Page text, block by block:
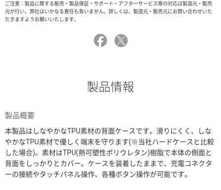
ご注意：製品に関する販売・製品保証・サポート・アフターサービス等の対応は製造元・販売
元が行い、弊社はいかなる責任も負いません。詳しくは、製造元・販売元にお問い合わせいた
だきますようお願いいたします。
製品情報
製品概要
本製品はしなやかなTPU素材の背面ケースです。滑りにくく、しな
やかなTPU素材で優しく端末を守ります(※当社ハードケースと比較
した場合)。素材はTPU(熱可塑性ポリウレタン)樹脂で本体の側面と
背面をしっかりとカバー。ケースを装着したままで、充電コネクタ
ーの接続やタッチパネル操作、各種ボタン操作が可能です。